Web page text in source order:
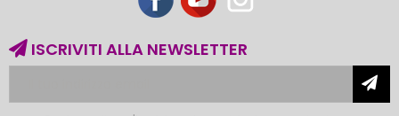
ISCRIVITI ALLA NEWSLETTER